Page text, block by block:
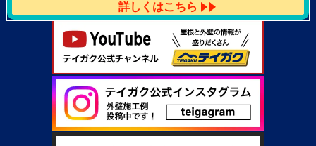
詳しくはこちら